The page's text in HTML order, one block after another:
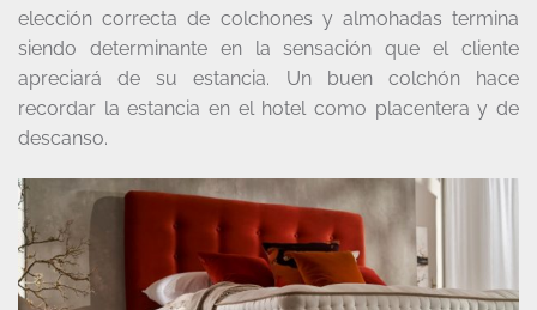
elección correcta de colchones y almohadas termina
siendo determinante en la sensación que el cliente
apreciará de su estancia. Un buen colchón hace
recordar la estancia en el hotel como placentera y de
descanso.